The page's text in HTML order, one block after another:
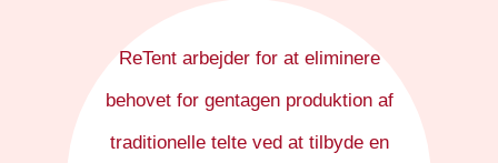
ReTent arbejder for at eliminere
behovet for gentagen produktion af
traditionelle telte ved at tilbyde en